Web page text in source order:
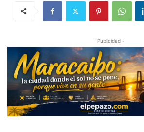
- Publicidad -